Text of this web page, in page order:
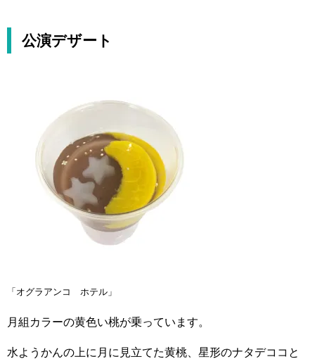
公演デザート
「オグラアンコ ホテル」
月組カラーの黄色い桃が乗っています。
水ようかんの上に月に見立てた黄桃、星形のナタデココと